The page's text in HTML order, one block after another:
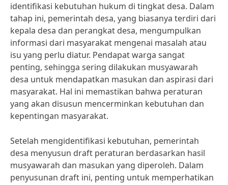
identifikasi kebutuhan hukum di tingkat desa. Dalam
tahap ini, pemerintah desa, yang biasanya terdiri dari
kepala desa dan perangkat desa, mengumpulkan
informasi dari masyarakat mengenai masalah atau
isu yang perlu diatur. Pendapat warga sangat
penting, sehingga sering dilakukan musyawarah
desa untuk mendapatkan masukan dan aspirasi dari
masyarakat. Hal ini memastikan bahwa peraturan
yang akan disusun mencerminkan kebutuhan dan
kepentingan masyarakat.
Setelah mengidentifikasi kebutuhan, pemerintah
desa menyusun draft peraturan berdasarkan hasil
musyawarah dan masukan yang diperoleh. Dalam
penyusunan draft ini, penting untuk memperhatikan